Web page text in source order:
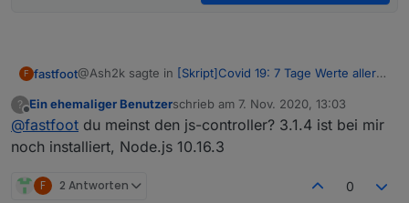
F fastfoot@Ash2k sagte in [Skript]Covid 19: 7 Tage Werte aller
@ fastfoothab dein aktuelles Skript genutzt. Das
"alte" von Anfang Oktober einwandfrei lief.
Hast du ne Idee?
Welche JS Version nutzt du denn?
?
Offline
Ein ehemaliger Benutzerschrieb am 7. Nov. 2020, 13:03
zuletzt editiert von
@fastfoot du meinst den js-controller? 3.1.4 ist bei mir
noch installiert, Node.js 10.16.3
F 2 Antworten 0